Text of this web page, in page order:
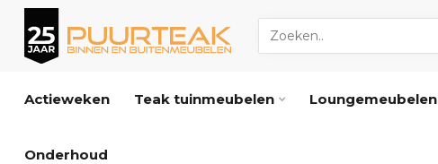
Actieweken Teak tuinmeubelen Loungemeubelen
Onderhoud